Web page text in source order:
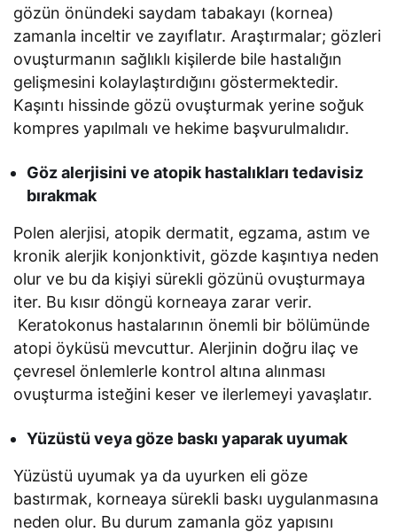
gözün önündeki saydam tabakayı (kornea)
zamanla inceltir ve zayıflatır. Araştırmalar; gözleri
ovuşturmanın sağlıklı kişilerde bile hastalığın
gelişmesini kolaylaştırdığını göstermektedir.
Kaşıntı hissinde gözü ovuşturmak yerine soğuk
kompres yapılmalı ve hekime başvurulmalıdır.
Göz alerjisini ve atopik hastalıkları tedavisiz
bırakmak
Polen alerjisi, atopik dermatit, egzama, astım ve
kronik alerjik konjonktivit, gözde kaşıntıya neden
olur ve bu da kişiyi sürekli gözünü ovuşturmaya
iter. Bu kısır döngü korneaya zarar verir.
Keratokonus hastalarının önemli bir bölümünde
atopi öyküsü mevcuttur. Alerjinin doğru ilaç ve
çevresel önlemlerle kontrol altına alınması
ovuşturma isteğini keser ve ilerlemeyi yavaşlatır.
Yüzüstü veya göze baskı yaparak uyumak
Yüzüstü uyumak ya da uyurken eli göze
bastırmak, korneaya sürekli baskı uygulanmasına
neden olur. Bu durum zamanla göz yapısını